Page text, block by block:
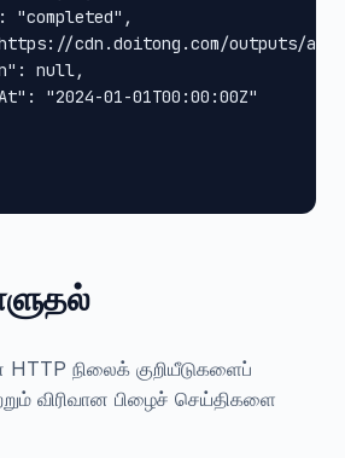
"completed",
cdn.doitong.com/outputs/
null,
"2024-01-01T00:00:00Z"
நிலைக் குறியீடுகளைப்
விரிவான பிழைச் செய்திகளை